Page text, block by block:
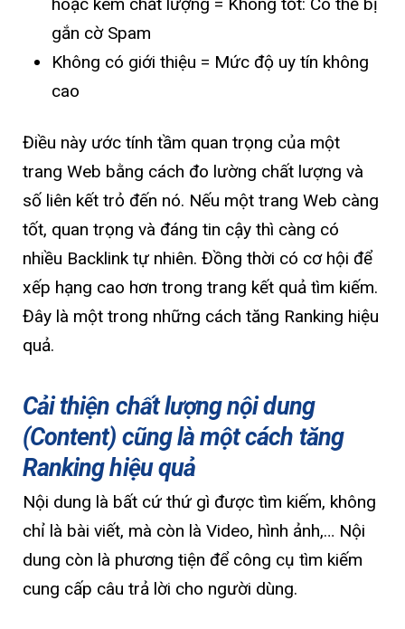
gắn cờ Spam
Không có giới thiệu = Mức độ uy tín không
cao
Điều này ước tính tầm quan trọng của một
trang Web bằng cách đo lường chất lượng và
số liên kết trỏ đến nó. Nếu một trang Web càng
tốt, quan trọng và đáng tin cậy thì càng có
nhiều Backlink tự nhiên. Đồng thời có cơ hội để
xếp hạng cao hơn trong trang kết quả tìm kiếm.
Đây là một trong những cách tăng Ranking hiệu
quả.
Cải thiện chất lượng nội dung
(Content) cũng là một cách tăng
Ranking hiệu quả
Nội dung là bất cứ thứ gì được tìm kiếm, không
chỉ là bài viết, mà còn là Video, hình ảnh,… Nội
dung còn là phương tiện để công cụ tìm kiếm
cung cấp câu trả lời cho người dùng.